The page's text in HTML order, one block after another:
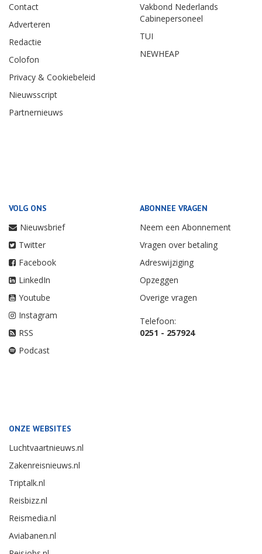
Contact
Adverteren
Redactie
Colofon
Privacy & Cookiebeleid
Nieuwsscript
Partnernieuws
Vakbond Nederlands
Cabinepersoneel
TUI
NEWHEAP
VOLG ONS
Nieuwsbrief
Twitter
Facebook
LinkedIn
Youtube
Instagram
RSS
Podcast
ABONNEE VRAGEN
Neem een Abonnement
Vragen over betaling
Adreswijziging
Opzeggen
Overige vragen
Telefoon:
0251 - 257924
ONZE WEBSITES
Luchtvaartnieuws.nl
Zakenreisnieuws.nl
Triptalk.nl
Reisbizz.nl
Reismedia.nl
Aviabanen.nl